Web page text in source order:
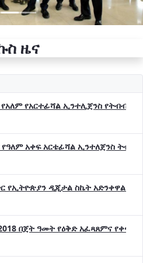
ዜና
የአርተፊሻል ኢንተሊጀንስ የትብብር
አቀፍ አርቴፊሻል ኢንተለጀንስ
የኢትዮጵያን ዲጂታል ስኬት አድንቀዋል
በጀት ዓመት የዕቅድ አፈጻጸምና